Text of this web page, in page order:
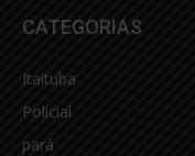
CATEGORIAS
Itaituba
Policial
pará